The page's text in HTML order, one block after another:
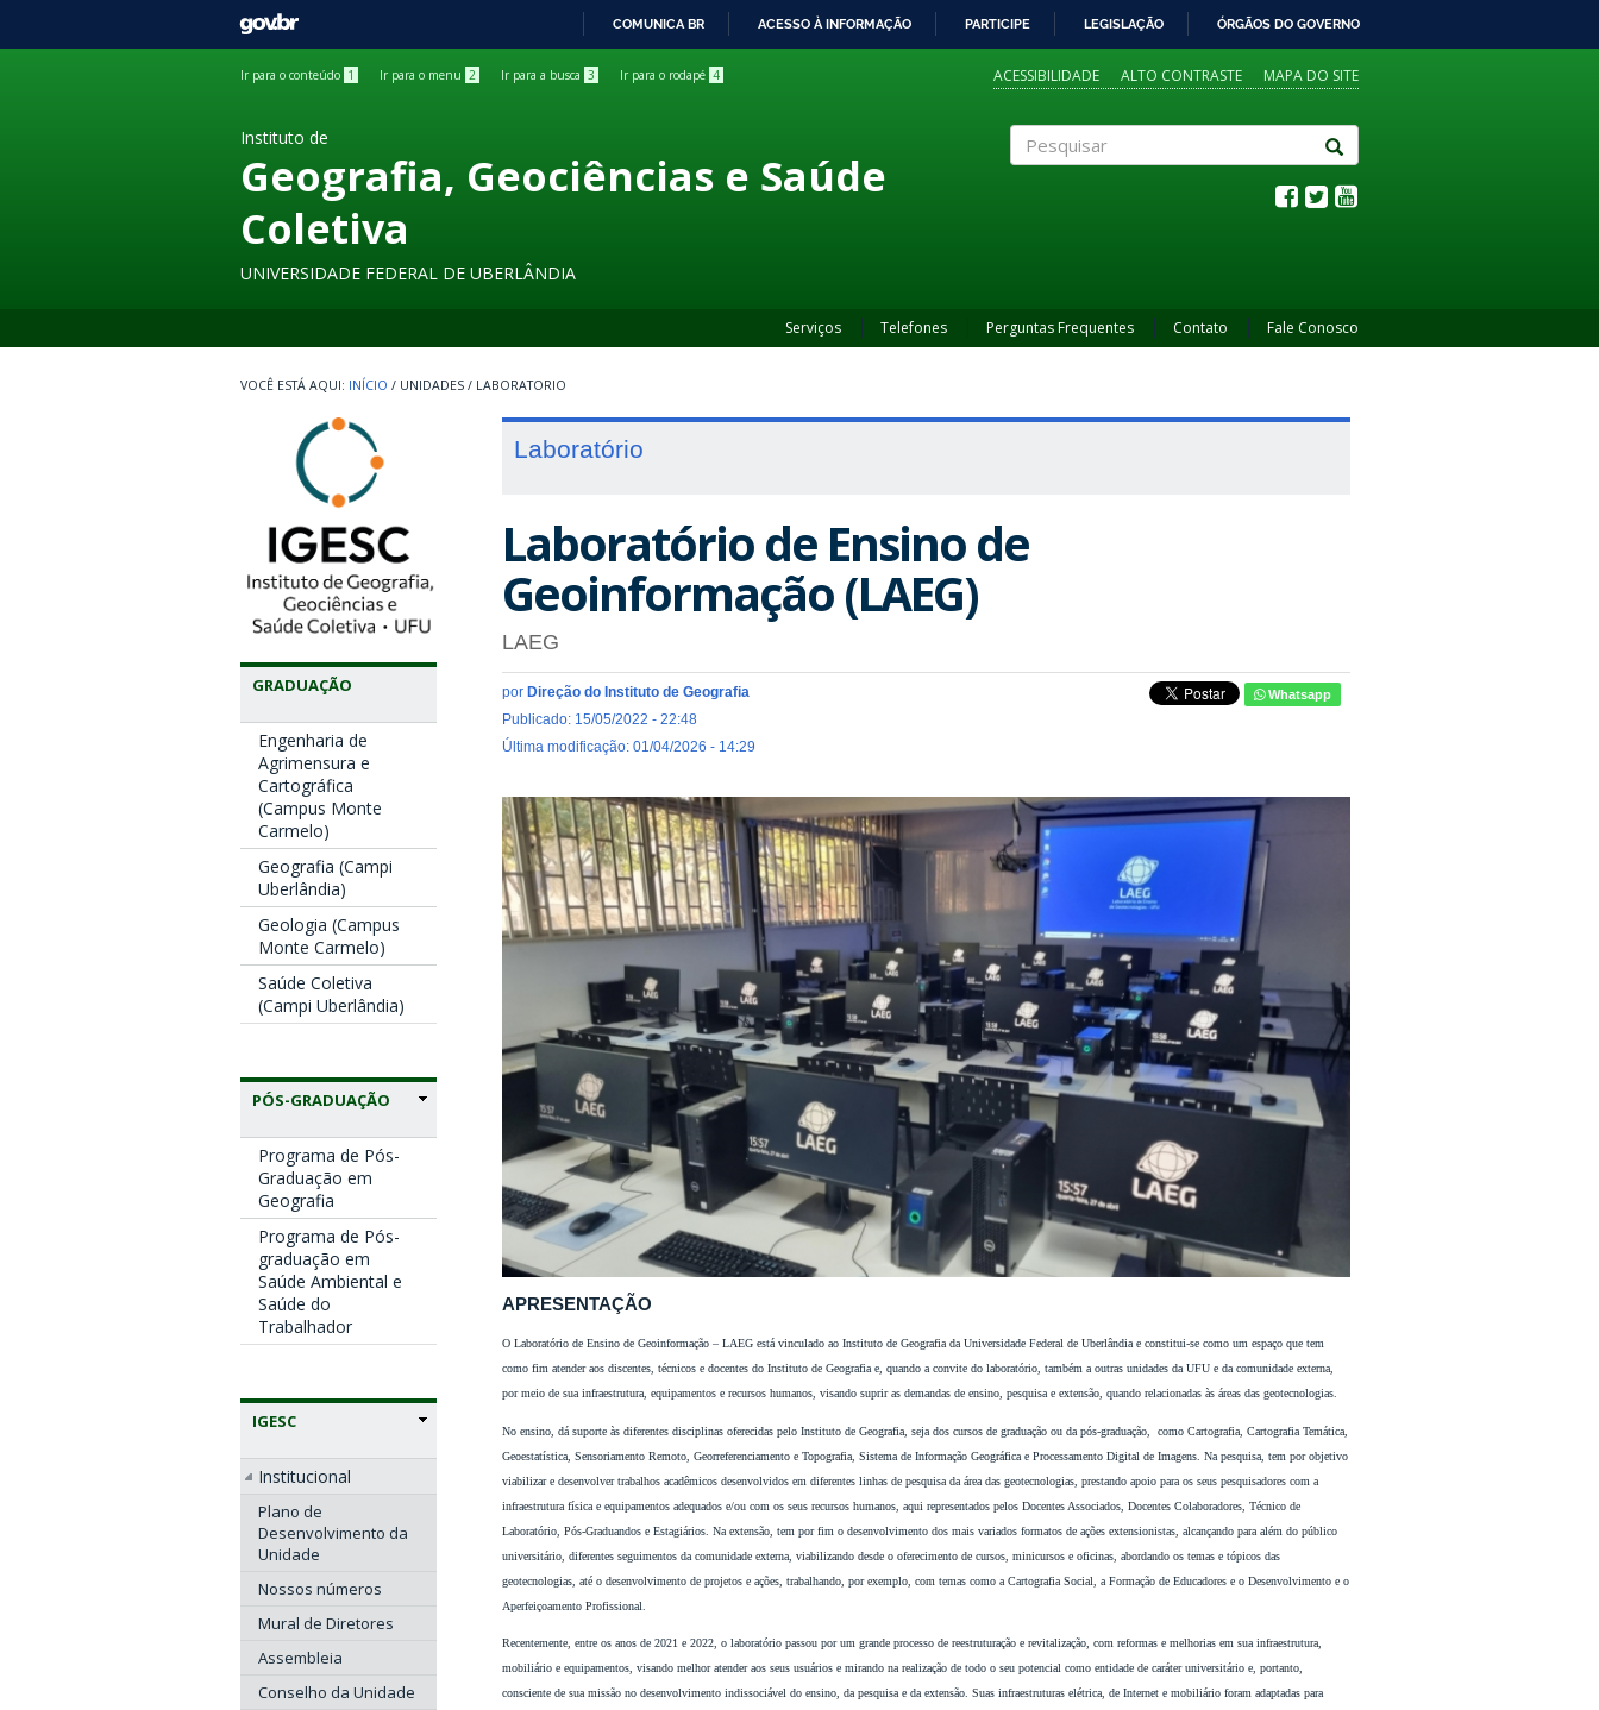
GOVBR
COMUNICA BR ACESSO À INFORMAÇÃO PARTICIPE LEGISLAÇÃO ÓRGÃOS DO GOVERNO
Ir para o conteúdo 1 Ir para o menu 2 Ir para a busca 3 Ir para o rodapé 4 ACESSIBILIDADE ALTO CONTRASTE MAPA DO SITE
Instituto de
Geografia, Geociências e Saúde
Coletiva
UNIVERSIDADE FEDERAL DE UBERLÂNDIA
Serviços Telefones Perguntas Frequentes Contato Fale Conosco
INÍCIO / UNIDADES / LABORATORIO
GRADUAÇÃO
Engenharia de
Agrimensura e
Cartográfica
(Campus Monte
Carmelo)
Geografia (Campi
Uberlândia)
Geologia (Campus
Monte Carmelo)
Saúde Coletiva
(Campi Uberlândia)
PÓS-GRADUAÇÃO
Programa de Pós-
Graduação em
Geografia
Programa de Pós-
graduação em
Saúde Ambiental e
Saúde do
Trabalhador
IGESC
Institucional
Plano de
Desenvolvimento da
Unidade
Nossos números
Mural de Diretores
Assembleia
Conselho da Unidade
Laboratório
Laboratório de Ensino de
Geoinformação (LAEG)
LAEG
por Direção do Instituto de Geografia
Publicado: 15/05/2022 - 22:48
Última modificação: 01/04/2026 - 14:29
Whatsapp
APRESENTAÇÃO
O Laboratório de Ensino de Geoinformação – LAEG está vinculado ao Instituto de Geografia da Universidade Federal de Uberlândia e constitui-se como um espaço que tem
como fim atender aos discentes, técnicos e docentes do Instituto de Geografia e, quando a convite do laboratório, também a outras unidades da UFU e da comunidade externa,
por meio de sua infraestrutura, equipamentos e recursos humanos, visando suprir as demandas de ensino, pesquisa e extensão, quando relacionadas às áreas das geotecnologias.
No ensino, dá suporte às diferentes disciplinas oferecidas pelo Instituto de Geografia, seja dos cursos de graduação ou da pós-graduação, como Cartografia, Cartografia Temática,
Geoestatística, Sensoriamento Remoto, Georreferenciamento e Topografia, Sistema de Informação Geográfica e Processamento Digital de Imagens. Na pesquisa, tem por objetivo
viabilizar e desenvolver trabalhos acadêmicos desenvolvidos em diferentes linhas de pesquisa da área das geotecnologias, prestando apoio para os seus pesquisadores com a
infraestrutura física e equipamentos adequados e/ou com os seus recursos humanos, aqui representados pelos Docentes Associados, Docentes Colaboradores, Técnico de
Laboratório, Pós-Graduandos e Estagiários. Na extensão, tem por fim o desenvolvimento dos mais variados formatos de ações extensionistas, alcançando para além do público
universitário, diferentes seguimentos da comunidade externa, viabilizando desde o oferecimento de cursos, minicursos e oficinas, abordando os temas e tópicos das
geotecnologias, até o desenvolvimento de projetos e ações, trabalhando, por exemplo, com temas como a Cartografia Social, a Formação de Educadores e o Desenvolvimento e o
Aperfeiçoamento Profissional.
Recentemente, entre os anos de 2021 e 2022, o laboratório passou por um grande processo de reestruturação e revitalização, com reformas e melhorias em sua infraestrutura,
mobiliário e equipamentos, visando melhor atender aos seus usuários e mirando na realização de todo o seu potencial como entidade de caráter universitário e, portanto,
consciente de sua missão no desenvolvimento indissociável do ensino, da pesquisa e da extensão. Suas infraestruturas elétrica, de Internet e mobiliário foram adaptadas para